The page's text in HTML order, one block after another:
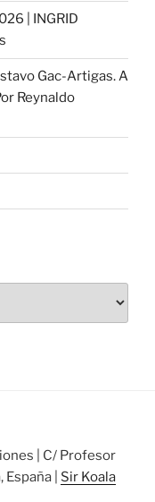
| INGRID
Gac-Artigas. A
Reynaldo
| C/ Profesor
| Sir Koala